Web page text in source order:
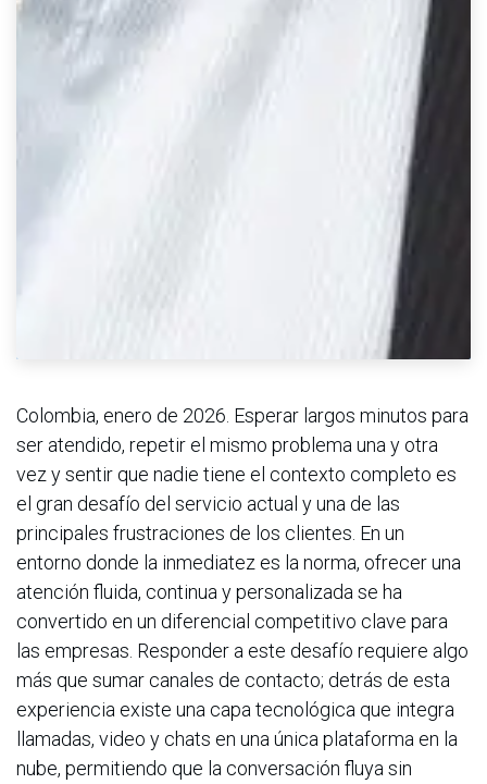
Colombia, enero de 2026. Esperar largos minutos para
ser atendido, repetir el mismo problema una y otra
vez y sentir que nadie tiene el contexto completo es
el gran desafío del servicio actual y una de las
principales frustraciones de los clientes. En un
entorno donde la inmediatez es la norma, ofrecer una
atención fluida, continua y personalizada se ha
convertido en un diferencial competitivo clave para
las empresas. Responder a este desafío requiere algo
más que sumar canales de contacto; detrás de esta
experiencia existe una capa tecnológica que integra
llamadas, video y chats en una única plataforma en la
nube, permitiendo que la conversación fluya sin